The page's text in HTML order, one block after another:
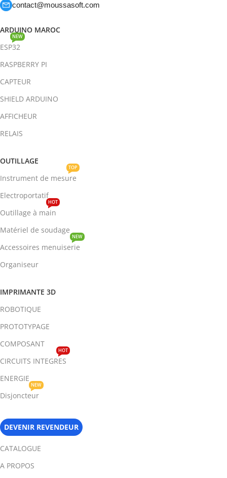
contact@moussasoft.com
ARDUINO MAROC
ESP32
NEW
RASPBERRY PI
CAPTEUR
SHIELD ARDUINO
AFFICHEUR
RELAIS
OUTILLAGE
Instrument de mesure
TOP
Electroportatif
Outillage à main
HOT
Matériel de soudage
Accessoires menuiserie
NEW
Organiseur
IMPRIMANTE 3D
ROBOTIQUE
PROTOTYPAGE
COMPOSANT
CIRCUITS INTEGRES
HOT
ENERGIE
Disjoncteur
NEW
DEVENIR REVENDEUR
CATALOGUE
A PROPOS